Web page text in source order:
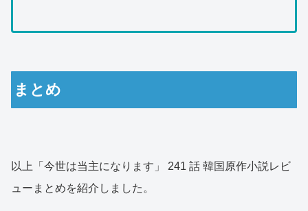
まとめ
以上「今世は当主になります」 241 話 韓国原作小説レビ
ューまとめを紹介しました。